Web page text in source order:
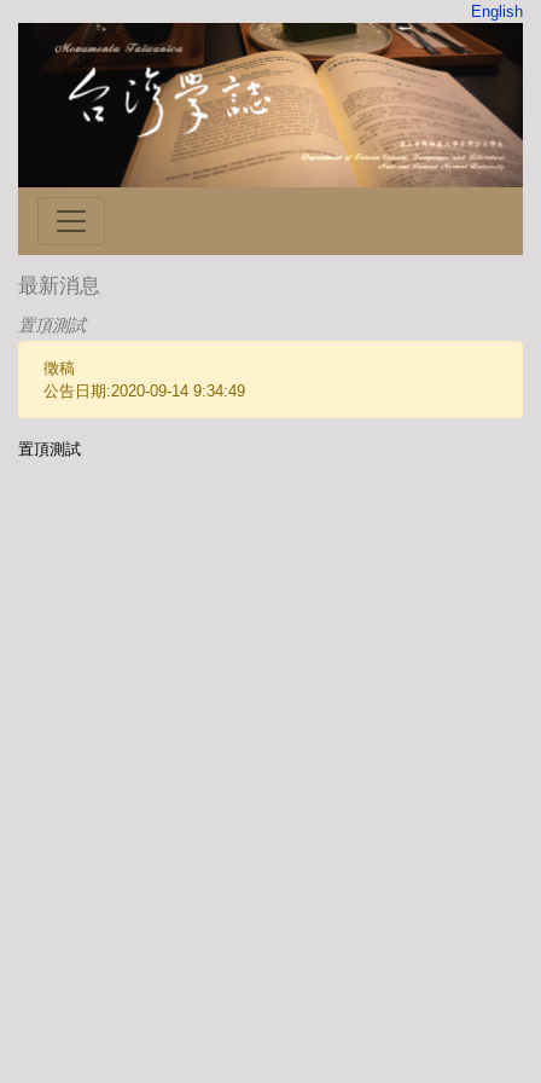
English
最新消息
置頂測試
徵稿
公告日期:2020-09-14 9:34:49
置頂測試